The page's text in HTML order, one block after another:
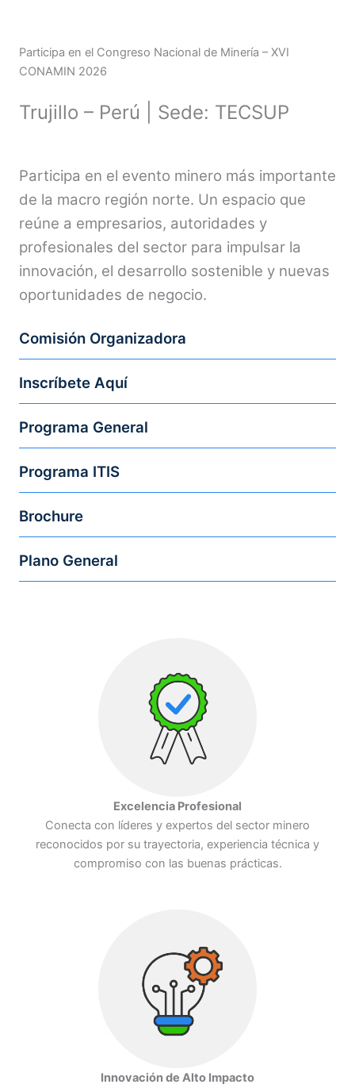
Participa en el Congreso Nacional de Minería – XVI
CONAMIN 2026
Trujillo – Perú | Sede: TECSUP
Participa en el evento minero más importante
de la macro región norte. Un espacio que
reúne a empresarios, autoridades y
profesionales del sector para impulsar la
innovación, el desarrollo sostenible y nuevas
oportunidades de negocio.
Comisión Organizadora
Inscríbete Aquí
Programa General
Programa ITIS
Brochure
Plano General
Excelencia Profesional
Conecta con líderes y expertos del sector minero
reconocidos por su trayectoria, experiencia técnica y
compromiso con las buenas prácticas.
Innovación de Alto Impacto